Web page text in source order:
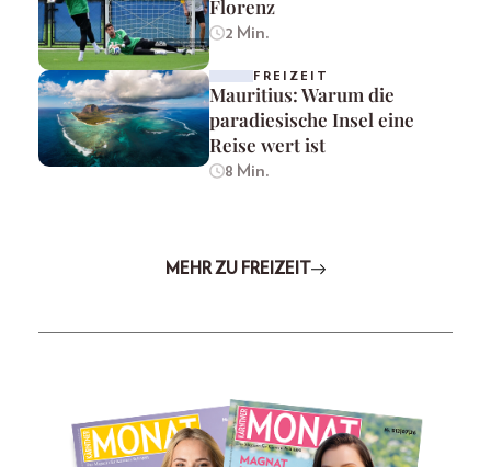
Florenz
2 Min.
FREIZEIT
Mauritius: Warum die
paradiesische Insel eine
Reise wert ist
8 Min.
MEHR ZU FREIZEIT